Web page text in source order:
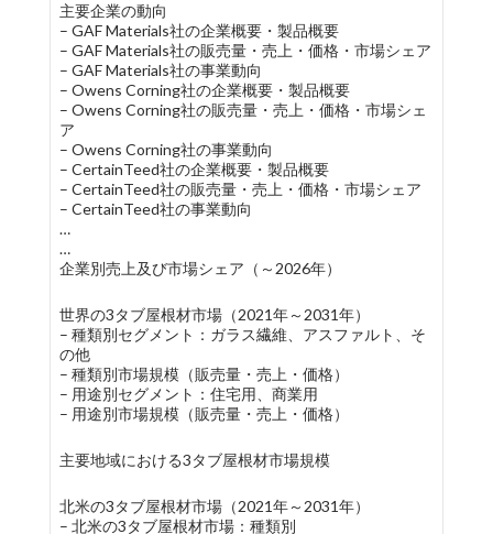
主要企業の動向
– GAF Materials社の企業概要・製品概要
– GAF Materials社の販売量・売上・価格・市場シェア
– GAF Materials社の事業動向
– Owens Corning社の企業概要・製品概要
– Owens Corning社の販売量・売上・価格・市場シェ
ア
– Owens Corning社の事業動向
– CertainTeed社の企業概要・製品概要
– CertainTeed社の販売量・売上・価格・市場シェア
– CertainTeed社の事業動向
…
…
企業別売上及び市場シェア（～2026年）
世界の3タブ屋根材市場（2021年～2031年）
– 種類別セグメント：ガラス繊維、アスファルト、そ
の他
– 種類別市場規模（販売量・売上・価格）
– 用途別セグメント：住宅用、商業用
– 用途別市場規模（販売量・売上・価格）
主要地域における3タブ屋根材市場規模
北米の3タブ屋根材市場（2021年～2031年）
– 北米の3タブ屋根材市場：種類別